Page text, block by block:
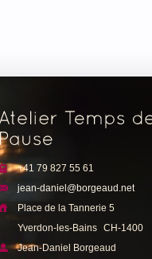
+41 79 827 55 61
jean-daniel@borgeaud.net
Place de la Tannerie 5
Yverdon-les-Bains CH-1400
Jean-Daniel Borgeaud